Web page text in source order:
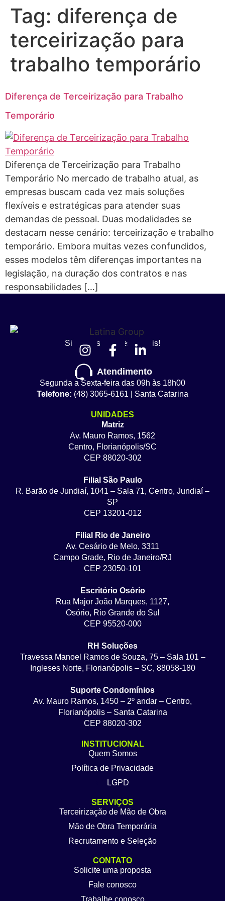
Tag: diferença de
terceirização para
trabalho temporário
Diferença de Terceirização para Trabalho
Temporário
Diferença de Terceirização para Trabalho
Temporário No mercado de trabalho atual, as
empresas buscam cada vez mais soluções
flexíveis e estratégicas para atender suas
demandas de pessoal. Duas modalidades se
destacam nesse cenário: terceirização e trabalho
temporário. Embora muitas vezes confundidos,
esses modelos têm diferenças importantes na
legislação, na duração dos contratos e nas
responsabilidades […]
Siga nossas redes sociais!
Atendimento
Segunda a Sexta-feira das 09h às 18h00
Telefone: (48) 3065-6161 | Santa Catarina
UNIDADES
Matriz
Av. Mauro Ramos, 1562
Centro, Florianópolis/SC
CEP 88020-302
Filial São Paulo
R. Barão de Jundiaí, 1041 – Sala 71, Centro, Jundiaí –
SP
CEP 13201-012
Filial Rio de Janeiro
Av. Cesário de Melo, 3311
Campo Grade, Rio de Janeiro/RJ
CEP 23050-101
Escritório Osório
Rua Major João Marques, 1127,
Osório, Rio Grande do Sul
CEP 95520-000
RH Soluções
Travessa Manoel Ramos de Souza, 75 – Sala 101 –
Ingleses Norte, Florianópolis – SC, 88058-180
Suporte Condomínios
Av. Mauro Ramos, 1450 – 2º andar – Centro,
Florianópolis – Santa Catarina
CEP 88020-302
INSTITUCIONAL
Quem Somos
Política de Privacidade
LGPD
SERVIÇOS
Terceirização de Mão de Obra
Mão de Obra Temporária
Recrutamento e Seleção
CONTATO
Solicite uma proposta
Fale conosco
Trabalhe conosco